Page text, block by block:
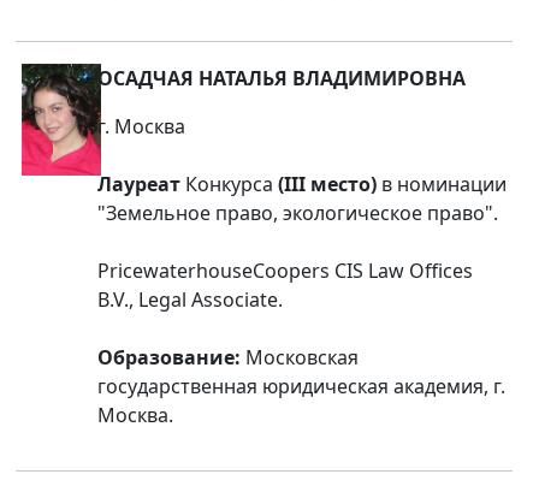
ОСАДЧАЯ НАТАЛЬЯ ВЛАДИМИРОВНА
г. Москва
Лауреат Конкурса (III место) в номинации
"Земельное право, экологическое право".
PricewaterhouseCoopers CIS Law Offices
B.V., Legal Associate.
Образование: Московская
государственная юридическая академия, г.
Москва.